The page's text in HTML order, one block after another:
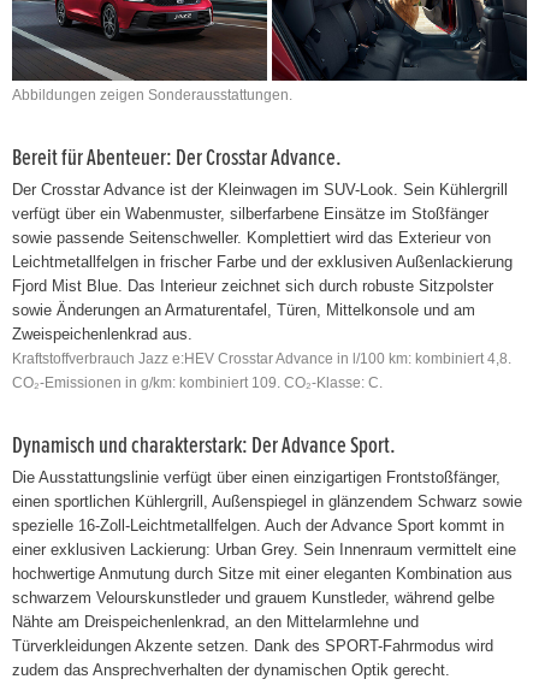
Abbildungen zeigen Sonderausstattungen.
Bereit für Abenteuer: Der Crosstar Advance.
Der Crosstar Advance ist der Kleinwagen im SUV-Look. Sein Kühlergrill
verfügt über ein Wabenmuster, silberfarbene Einsätze im Stoßfänger
sowie passende Seitenschweller. Komplettiert wird das Exterieur von
Leichtmetallfelgen in frischer Farbe und der exklusiven Außenlackierung
Fjord Mist Blue. Das Interieur zeichnet sich durch robuste Sitzpolster
sowie Änderungen an Armaturentafel, Türen, Mittelkonsole und am
Zweispeichenlenkrad aus.
Kraftstoffverbrauch Jazz e:HEV Crosstar Advance in l/100 km: kombiniert 4,8.
CO₂-Emissionen in g/km: kombiniert 109. CO₂-Klasse: C.
Dynamisch und charakterstark: Der Advance Sport.
Die Ausstattungslinie verfügt über einen einzigartigen Frontstoßfänger,
einen sportlichen Kühlergrill, Außenspiegel in glänzendem Schwarz sowie
spezielle 16-Zoll-Leichtmetallfelgen. Auch der Advance Sport kommt in
einer exklusiven Lackierung: Urban Grey. Sein Innenraum vermittelt eine
hochwertige Anmutung durch Sitze mit einer eleganten Kombination aus
schwarzem Velourskunstleder und grauem Kunstleder, während gelbe
Nähte am Dreispeichenlenkrad, an den Mittelarmlehne und
Türverkleidungen Akzente setzen. Dank des SPORT-Fahrmodus wird
zudem das Ansprechverhalten der dynamischen Optik gerecht.